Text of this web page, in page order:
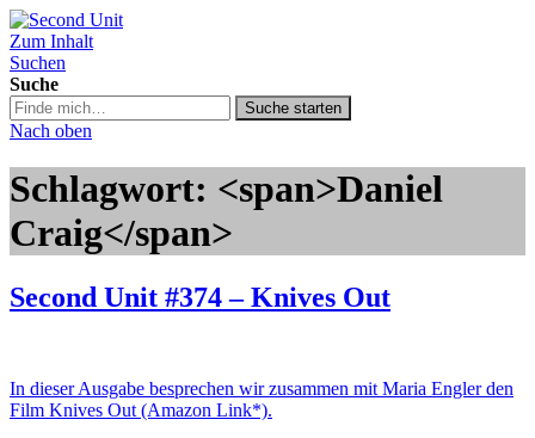
Second Unit
Zum Inhalt
Suchen
Suche
Suche
in
podcast.de/
Suche starten
Nach oben
Schlagwort: <span>Daniel
Craig</span>
Second Unit #374 – Knives Out
In dieser Ausgabe besprechen wir zusammen mit Maria Engler den
Film Knives Out (Amazon Link*).